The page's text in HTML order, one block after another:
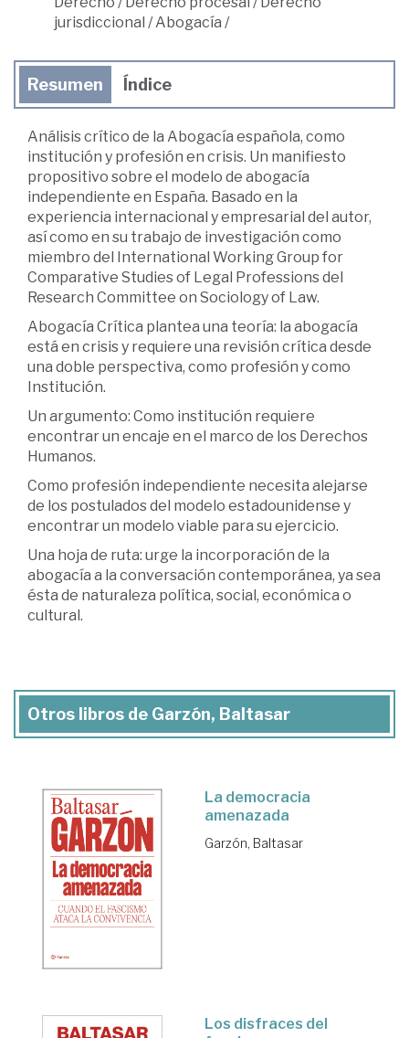
jurisdiccional /Abogacía /
Resumen Índice
Análisis crítico de la Abogacía española, como
institución y profesión en crisis. Un manifiesto
propositivo sobre el modelo de abogacía
independiente en España. Basado en la
experiencia internacional y empresarial del autor,
así como en su trabajo de investigación como
miembro del International Working Group for
Comparative Studies of Legal Professions del
Research Committee on Sociology of Law.
Abogacía Crítica plantea una teoría: la abogacía
está en crisis y requiere una revisión crítica desde
una doble perspectiva, como profesión y como
Institución.
Un argumento: Como institución requiere
encontrar un encaje en el marco de los Derechos
Humanos.
Como profesión independiente necesita alejarse
de los postulados del modelo estadounidense y
encontrar un modelo viable para su ejercicio.
Una hoja de ruta: urge la incorporación de la
abogacía a la conversación contemporánea, ya sea
ésta de naturaleza política, social, económica o
cultural.
Otros libros de Garzón, Baltasar
La democracia
amenazada
Garzón, Baltasar
Los disfraces del